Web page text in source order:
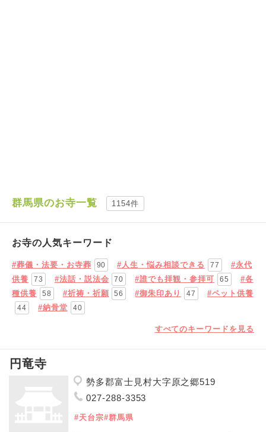
群馬県のお寺一覧 1154件
お寺の人気キーワード
#葬儀・法要・お寺葬 90 #人生・悩み相談できる 77
#永代
供養
73 #法話・説法会 70 #誰でも拝観・参拝可 65
#各
種供養
58 #祈祷・祈願 56 #御朱印あり 47 #ペット供養
44 #納骨堂 40
すべてのキーワードを見る
円竜寺
勢多郡富士見村大字原之郷519
027-288-3353
#天台宗#群馬県